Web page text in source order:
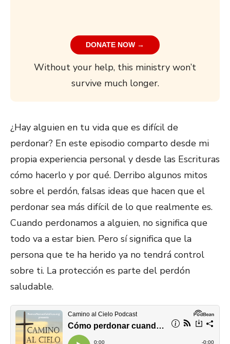
DONATE NOW →
Without your help, this ministry won’t
survive much longer.
¿Hay alguien en tu vida que es difícil de
perdonar? En este episodio comparto desde mi
propia experiencia personal y desde las Escrituras
cómo hacerlo y por qué. Derribo algunos mitos
sobre el perdón, falsas ideas que hacen que el
perdonar sea más difícil de lo que realmente es.
Cuando perdonamos a alguien, no significa que
todo va a estar bien. Pero sí significa que la
persona que te ha herido ya no tendrá control
sobre ti. La protección es parte del perdón
saludable.